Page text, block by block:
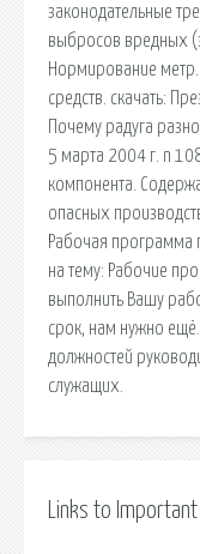
законодательные
выбросов вредных
Нормирование метр.
средств. cкачать:
Почему радуга
5 марта 2004 г. n
компонента.
опасных
Рабочая программа
на тему: Рабочие
выполнить Вашу
срок, нам нужно
должностей
служащих.
Links to